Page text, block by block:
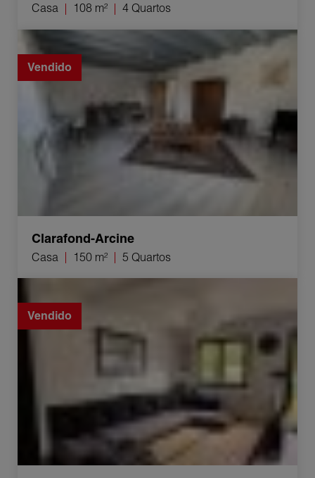
Casa 108 m² 4 Quartos
Venda Casa Clarafond-Arcine 5 Quartos 150 m²
Vendido
Clarafond-Arcine
Casa 150 m² 5 Quartos
Vendido